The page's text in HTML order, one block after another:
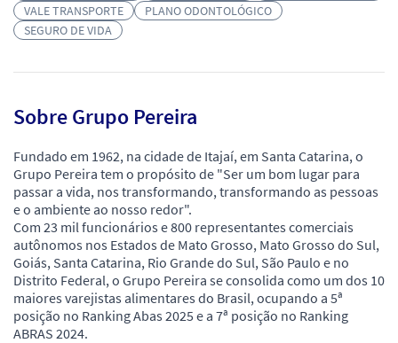
VALE TRANSPORTE
PLANO ODONTOLÓGICO
SEGURO DE VIDA
Sobre Grupo Pereira
Fundado em 1962, na cidade de Itajaí, em Santa Catarina, o
Grupo Pereira tem o propósito de "Ser um bom lugar para
passar a vida, nos transformando, transformando as pessoas
e o ambiente ao nosso redor".
Com 23 mil funcionários e 800 representantes comerciais
autônomos nos Estados de Mato Grosso, Mato Grosso do Sul,
Goiás, Santa Catarina, Rio Grande do Sul, São Paulo e no
Distrito Federal, o Grupo Pereira se consolida como um dos 10
maiores varejistas alimentares do Brasil, ocupando a 5ª
posição no Ranking Abas 2025 e a 7ª posição no Ranking
ABRAS 2024.